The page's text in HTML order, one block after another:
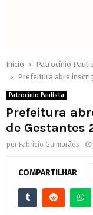
Inicio
Patrocínio
Prefeitura abre
Patrocínio Paulista
Prefeitura
de Gestantes
por Fabrício Guimarães
COMPARTILHAR